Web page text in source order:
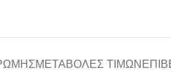
ΜΕΤΑΒΟΛΈΣ ΤΙΜΏΝ